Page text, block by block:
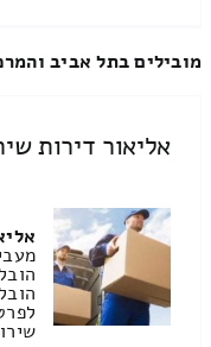
מובילים בתל אביב
אליאור דירות